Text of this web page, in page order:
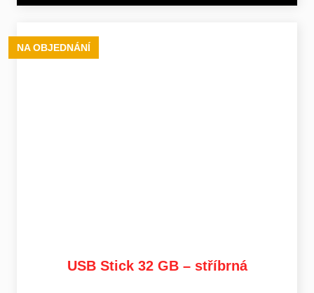
NA OBJEDNÁNÍ
USB Stick 32 GB – stříbrná